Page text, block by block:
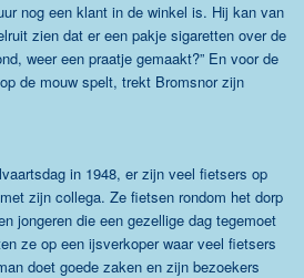
nog een klant in de winkel is. Hij kan van
zien dat er een pakje sigaretten over de
weer een praatje gemaakt?” En voor de
de mouw spelt, trekt Bromsnor zijn
in 1948, er zijn veel fietsers op
zijn collega. Ze fietsen rondom het dorp
jongeren die een gezellige dag tegemoet
ze op een ijsverkoper waar veel fietsers
doet goede zaken en zijn bezoekers